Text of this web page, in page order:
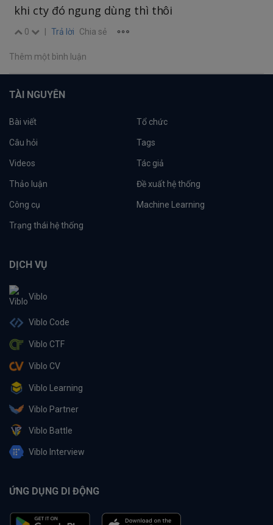
khi cty đó ngung dùng thì thôi
0 Trả lời Chia sẻ
Thêm một bình luận
TÀI NGUYÊN
Bài viết Tổ chức
Câu hỏi Tags
Videos Tác giả
Thảo luận Đề xuất hệ thống
Công cụ Machine Learning
Trạng thái hệ thống
DỊCH VỤ
Viblo
Viblo Code
Viblo CTF
Viblo CV
Viblo Learning
Viblo Partner
Viblo Battle
Viblo Interview
ỨNG DỤNG DI ĐỘNG